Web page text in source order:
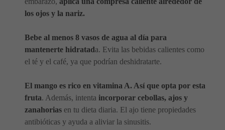
los ojos y la nariz.
Bebe al menos 8 vasos de agua al día para
mantenerte hidratada. Evita las bebidas calientes como
el té y el café, ya que podrían deshidratarte.
El mango es rico en vitamina A. Así que opta por esta
fruta. Además, intenta incorporar cebollas, ajos y
zanahorias en tu dieta diaria. El ajo tiene propiedades
antibióticas y ayuda a aliviar la sinusitis.